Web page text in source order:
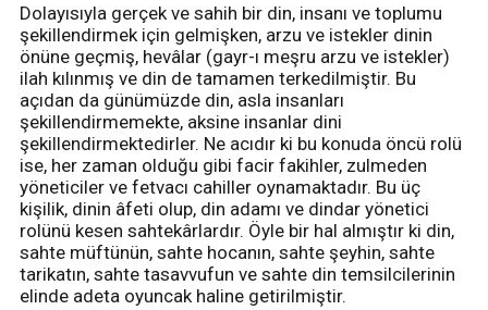
Dolayısıyla gerçek ve sahih bir din, insanı ve toplumu
şekillendirmek için gelmişken, arzu ve istekler dinin
önüne geçmiş, hevâlar (gayr-ı meşru arzu ve istekler)
ilah kılınmış ve din de tamamen terkedilmiştir. Bu
açıdan da günümüzde din, asla insanları
şekillendirmemekte, aksine insanlar dini
şekillendirmektedirler. Ne acıdır ki bu konuda öncü rolü
ise, her zaman olduğu gibi facir fakihler, zulmeden
yöneticiler ve fetvacı cahiller oynamaktadır. Bu üç
kişilik, dinin âfeti olup, din adamı ve dindar yönetici
rolünü kesen sahtekârlardır. Öyle bir hal almıştır ki din,
sahte müftünün, sahte hocanın, sahte şeyhin, sahte
tarikatın, sahte tasavvufun ve sahte din temsilcilerinin
elinde adeta oyuncak haline getirilmiştir.